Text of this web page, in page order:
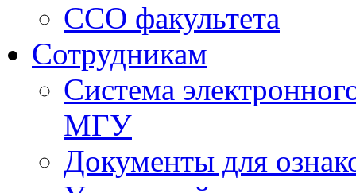
ССО факультета
Сотрудникам
Система
МГУ
Документы для